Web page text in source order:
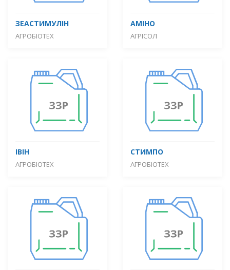
ЗЕАСТИМУЛІН
АГРОБІОТЕХ
АМІНО
АГРІСОЛ
ІВІН
АГРОБІОТЕХ
СТИМПО
АГРОБІОТЕХ